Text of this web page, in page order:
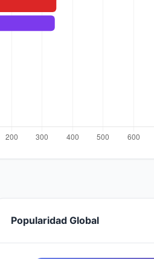
Popularidad Global